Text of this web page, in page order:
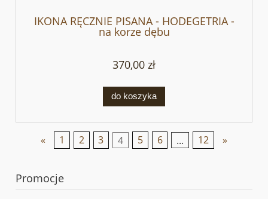
IKONA RĘCZNIE PISANA - HODEGETRIA -
na korze dębu
370,00 zł
do koszyka
« 1 2 3 4 5 6 ... 12 »
Promocje